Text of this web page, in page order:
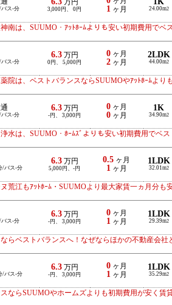
ス-分
万円
3,000円、 0円 1 ヶ月 24.00m2
南は、SUUMO・ｱｯﾄﾎｰﾑよりも安い初期費用でベ
ス-分
6.3万円
0円、 5,000円
0ヶ月
2ヶ月
2LDK
44.00m2
院は、ベストバランスならSUUMOやｱｯﾄﾎｰﾑより
ス-分
6.3万円
-円、 3,000円
0ヶ月
0ヶ月
1K
34.90m2
水は、SUUMO・ﾎｰﾑｽﾞよりも安い初期費用でベ
/バス-分
6.3万円
5,000円、-円
0.5 ヶ月
1 ヶ月
1LDK
32.01m2
荒江もｱｯﾄﾎｰﾑ・SUUMOより最大家賃一ヵ月分も
ス-分
6.3万円
-円、 3,000円
0ヶ月
1 ヶ月
1LDK
29.39m2
らベストバランスへ！なぜならほかの不動産会社
/バス-分
6.3万円
-円、 3,000円
0ヶ月
1 ヶ月
1LDK
35.29m2
ならSUUMOやホームズよりも初期費用が安く賃